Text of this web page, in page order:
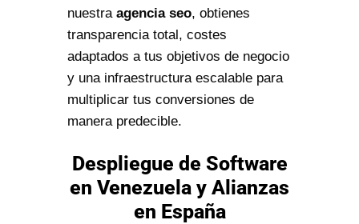
nuestra agencia seo, obtienes
transparencia total, costes
adaptados a tus objetivos de negocio
y una infraestructura escalable para
multiplicar tus conversiones de
manera predecible.
Despliegue de Software
en Venezuela y Alianzas
en España